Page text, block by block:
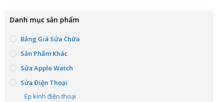
Danh mục sản phẩm
Bảng Giá Sửa Chữa
Sản Phẩm Khác
Sửa Apple Watch
Sửa Điện Thoại
Ép kính điện thoại